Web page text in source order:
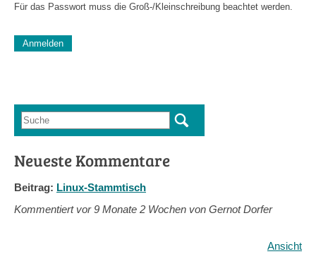
Für das Passwort muss die Groß-/Kleinschreibung beachtet werden.
Diese Sicherheitsfrage überprüft, ob Sie ein menschlicher
Suchformular
Suche
Neueste Kommentare
Beitrag: Linux-Stammtisch
Kommentiert vor9 Monate 2 Wochen von Gernot Dorfer
Ansicht